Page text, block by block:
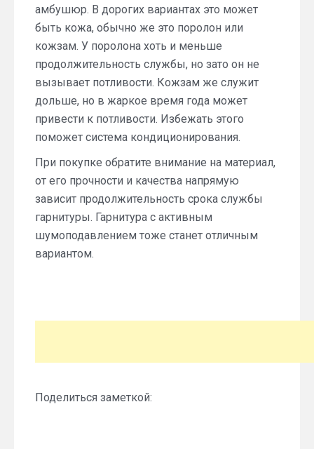
амбушюр. В дорогих вариантах это может
быть кожа, обычно же это поролон или
кожзам. У поролона хоть и меньше
продолжительность службы, но зато он не
вызывает потливости. Кожзам же служит
дольше, но в жаркое время года может
привести к потливости. Избежать этого
поможет система кондиционирования.
При покупке обратите внимание на материал,
от его прочности и качества напрямую
зависит продолжительность срока службы
гарнитуры. Гарнитура с активным
шумоподавлением тоже станет отличным
вариантом.
Поделиться заметкой: